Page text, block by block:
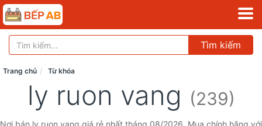
Tìm kiếm
Trang chủ Từ khóa
ly ruon vang (239)
Nơi bán ly ruon vang giá rẻ nhất tháng 08/2026. Mua chính hãng với